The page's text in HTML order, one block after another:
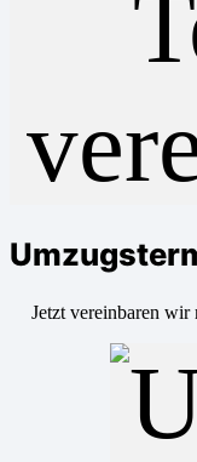
Jetzt vereinbaren